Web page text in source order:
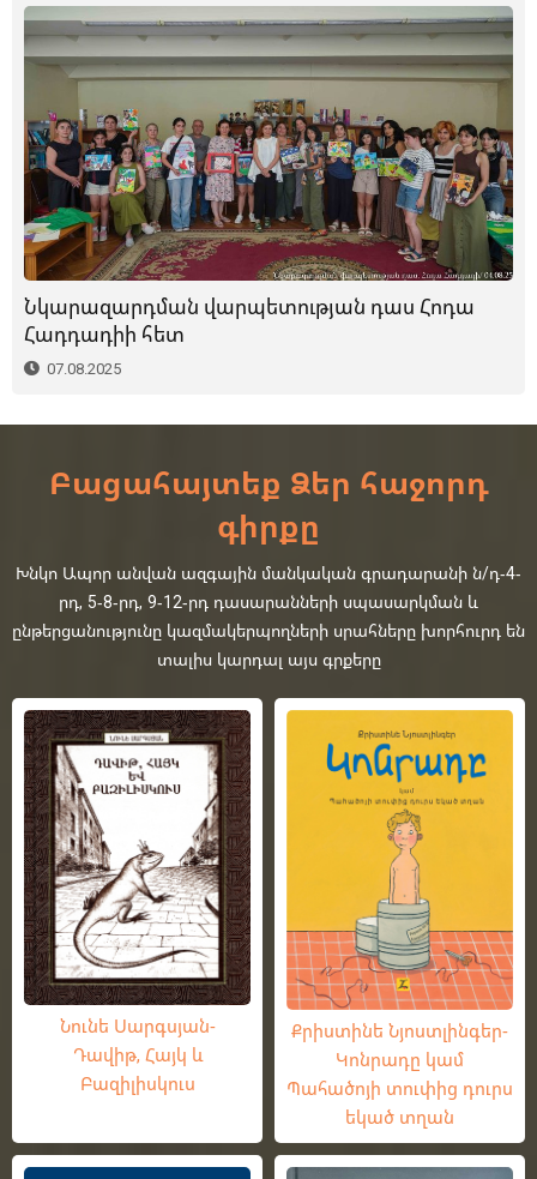
Նկարազարդման վարպետության դաս Հոդա
Հադդադիի հետ
07.08.2025
Բացահայտեք Ձեր հաջորդ
գիրքը
Խնկո Ապոր անվան ազգային մանկական գրադարանի ն/դ-4-
րդ, 5-8-րդ, 9-12-րդ դասարանների սպասարկման և
ընթերցանությունը կազմակերպողների սրահները խորհուրդ են
տալիս կարդալ այս գրքերը
Նունե Սարգսյան-
Դավիթ, Հայկ և
Բազիլիսկուս
Քրիստինե Նյոստլինգեր-
Կոնրադը կամ
Պահածոյի տուփից դուրս
եկած տղան